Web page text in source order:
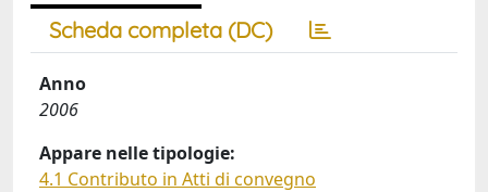
Scheda completa (DC)
Anno
2006
Appare nelle tipologie:
4.1 Contributo in Atti di convegno